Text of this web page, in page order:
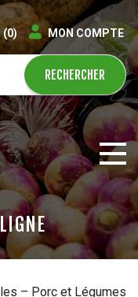
(0) MON COMPTE
– Porc et Légumes